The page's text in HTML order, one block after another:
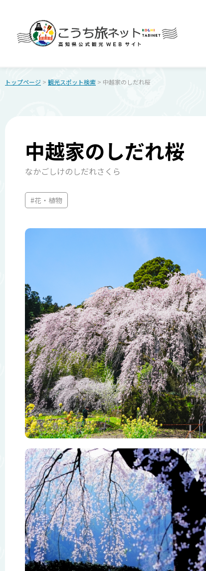
トップページ > 観光スポット検索 > 中越家のしだれ桜
中越家のしだれ桜
なかごしけのしだれさくら
#花・植物